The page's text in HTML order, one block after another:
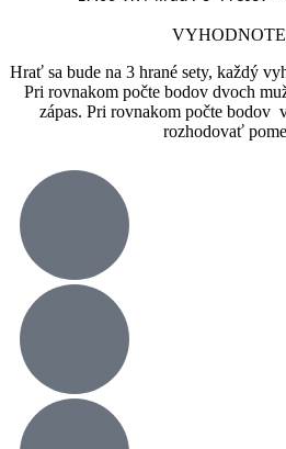
Hrať sa bude na 3 hrané sety, každý
Pri rovnakom počte bodov dvoch
zápas. Pri rovnakom počte bodov
rozhodovať